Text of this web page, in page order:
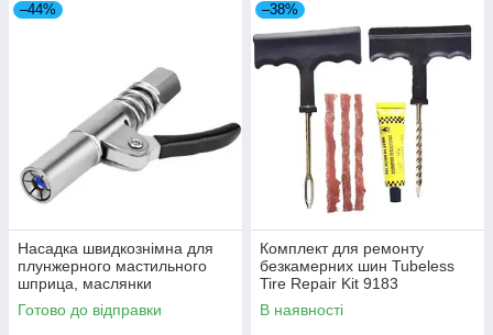
–44%
Насадка швидкознімна для
плунжерного мастильного
шприца, маслянки
Готово до відправки
–38%
Комплект для ремонту
безкамерних шин Tubeless
Tire Repair Kit 9183
В наявності